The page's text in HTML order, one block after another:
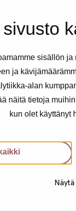
sisällön
ja
alan
näitä tietoja
kun olet käyttänyt
tänään klo 14-16.